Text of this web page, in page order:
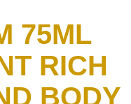
75ML
RICH
BODY